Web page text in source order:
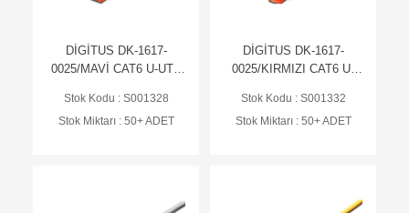
DİGİTUS DK-1617-
0025/MAVİ CAT6 U-UTP
LSZH AWG 26/7, 0.25MT
Stok Kodu : S001328
Stok Miktarı : 50+ ADET
DİGİTUS DK-1617-
0025/KIRMIZI CAT6 U-
LSZH AWG 26/7, 0.25MT
Stok Kodu : S001332
Stok Miktarı : 50+ ADET